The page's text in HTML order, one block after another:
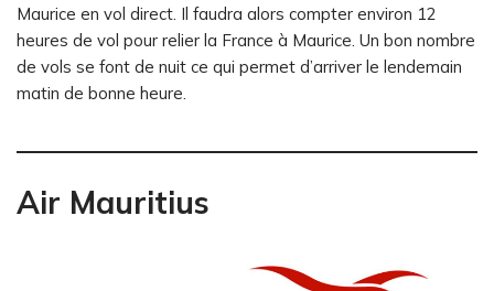
Maurice en vol direct. Il faudra alors compter environ 12
heures de vol pour relier la France à Maurice. Un bon nombre
de vols se font de nuit ce qui permet d’arriver le lendemain
matin de bonne heure.
Air Mauritius